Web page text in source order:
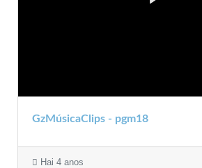
GzMúsicaClips - pgm18
Hai 4 anos